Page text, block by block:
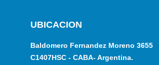
UBICACION
Baldomero Fernandez Moreno 3655
C1407HSC - CABA- Argentina.